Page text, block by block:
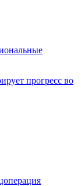
прогресс во